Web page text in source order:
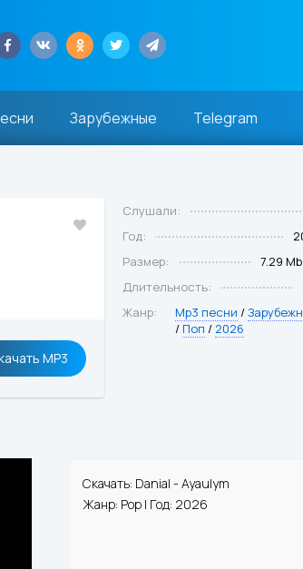
Зарубежные Telegram
MP3
Слушали:
Год:
Размер:
7.29
Длительность:
Жанр:
Mp3 песни /
/ Поп / 2026
Скачать: Danial - Ayaulym
Жанр: Pop | Год: 2026